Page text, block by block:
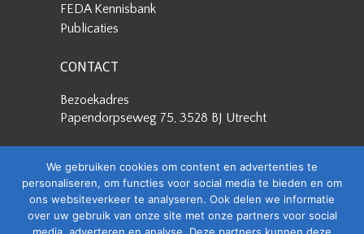
FEDA Kennisbank
Publicaties
CONTACT
Bezoekadres
Papendorpseweg 75, 3528 BJ Utrecht
Papendorpseweg 75, 3528 BJ Utrecht
Stuur een e-mail
info@feda.nl
We gebruiken cookies om content en advertenties te
personaliseren, om functies voor social media te bieden en om
ons websiteverkeer te analyseren. Ook delen we informatie
over uw gebruik van onze site met onze partners voor social